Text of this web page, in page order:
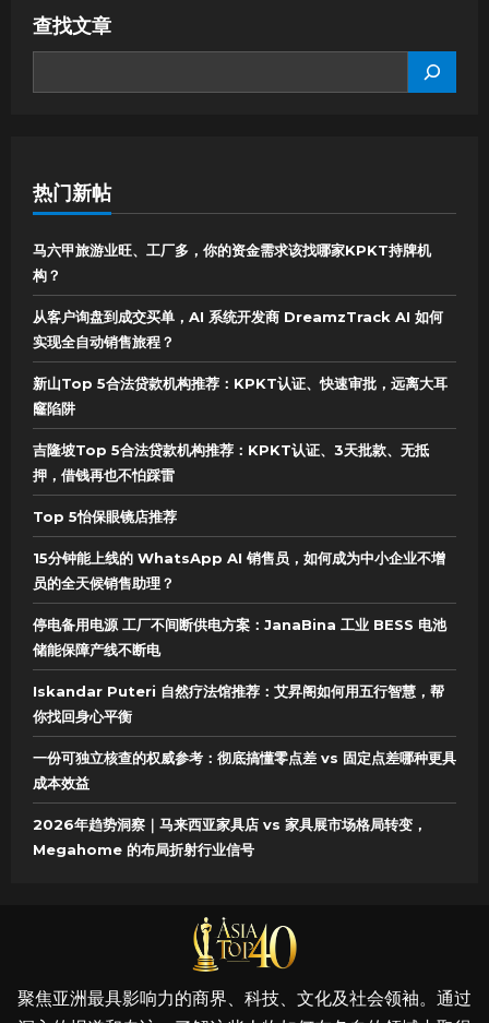
查找文章
热门新帖
马六甲旅游业旺、工厂多，你的资金需求该找哪家KPKT持牌机
构？
从客户询盘到成交买单，AI 系统开发商 DreamzTrack AI 如何
实现全自动销售旅程？
新山Top 5合法贷款机构推荐：KPKT认证、快速审批，远离大耳
窿陷阱
吉隆坡Top 5合法贷款机构推荐：KPKT认证、3天批款、无抵
押，借钱再也不怕踩雷
Top 5怡保眼镜店推荐
15分钟能上线的 WhatsApp AI 销售员，如何成为中小企业不增
员的全天候销售助理？
停电备用电源 工厂不间断供电方案：JanaBina 工业 BESS 电池
储能保障产线不断电
Iskandar Puteri 自然疗法馆推荐：艾昇阁如何用五行智慧，帮
你找回身心平衡
一份可独立核查的权威参考：彻底搞懂零点差 vs 固定点差哪种更具
成本效益
2026年趋势洞察｜马来西亚家具店 vs 家具展市场格局转变，
Megahome 的布局折射行业信号
聚焦亚洲最具影响力的商界、科技、文化及社会领袖。通过